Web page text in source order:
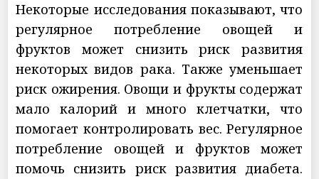
Некоторые исследования показывают, что
регулярное потребление овощей и
фруктов может снизить риск развития
некоторых видов рака. Также уменьшает
риск ожирения. Овощи и фрукты содержат
мало калорий и много клетчатки, что
помогает контролировать вес. Регулярное
потребление овощей и фруктов может
помочь снизить риск развития диабета.